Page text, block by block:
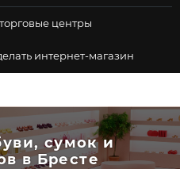
центры
интернет-магазин
сумок и
в Бресте